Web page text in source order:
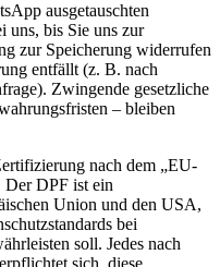
ausgetauschten
uns, bis Sie uns zur
zur Speicherung widerrufen
entfällt (z. B. nach
Zwingende gesetzliche
– bleiben
nach dem „EU-
DPF ist ein
Union und den USA,
bei
soll. Jedes nach
sich, diese